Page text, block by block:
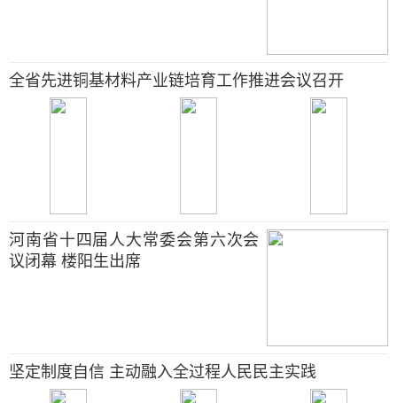
全省先进铜基材料产业链培育工作推进会议召开
河南省十四届人大常委会第六次会
议闭幕 楼阳生出席
坚定制度自信 主动融入全过程人民民主实践